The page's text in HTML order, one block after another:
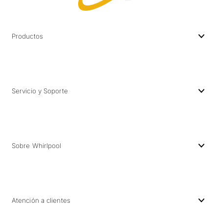
Productos
Servicio y Soporte
Sobre Whirlpool
Atención a clientes